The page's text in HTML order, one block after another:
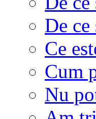
De
Ce
Cum
Nu